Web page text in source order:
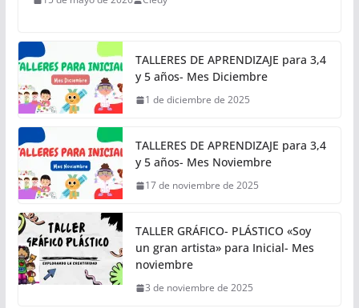
TALLERES DE APRENDIZAJE para 3,4
y 5 años- Mes Diciembre
1 de diciembre de 2025
TALLERES DE APRENDIZAJE para 3,4
y 5 años- Mes Noviembre
17 de noviembre de 2025
TALLER GRÁFICO- PLÁSTICO «Soy
un gran artista» para Inicial- Mes
noviembre
3 de noviembre de 2025